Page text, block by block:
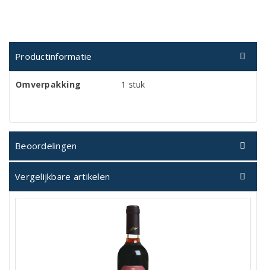
Productinformatie
Omverpakking 1 stuk
Beoordelingen
Vergelijkbare artikelen